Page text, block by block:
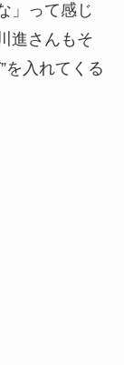
」って感じ
進さんもそ
を入れてくる